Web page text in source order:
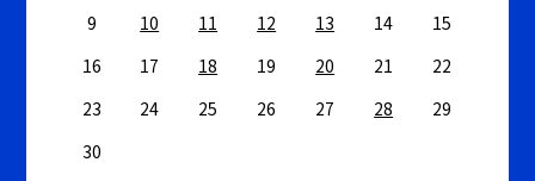
9
10 11 12 13 14
15
16
17 18 19 20 21
22
23
24 25 26 27 28
29
30